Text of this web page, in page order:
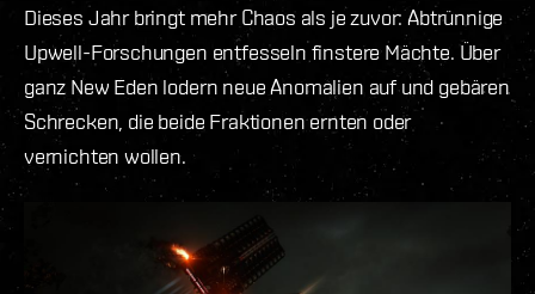
Dieses Jahr bringt mehr Chaos als je zuvor: Abtrünnige
Upwell-Forschungen entfesseln finstere Mächte. Über
ganz New Eden lodern neue Anomalien auf und gebären
Schrecken, die beide Fraktionen ernten oder
vernichten wollen.